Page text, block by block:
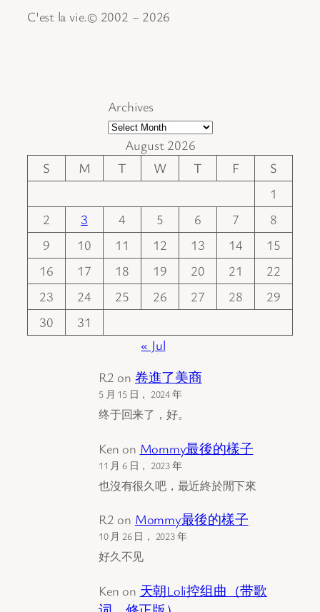
C'est la vie.© 2002 – 2026
Archives
August 2026
S
M T W T F
S
1
2
3 4 5 6 7
8
9
10 11 12 13 14
15
16
17 18 19 20 21
22
23
24 25 26 27 28
29
30
31
« Jul
R2 on 卷進了美商
5 月 15 日， 2024 年
终于回来了，好。
Ken on Mommy最後的樣子
11 月 6 日， 2023 年
也沒有很久吧，最近終於閒下來
R2 on Mommy最後的樣子
10 月 26 日， 2023 年
好久不见
Ken on 天朝Loli控组曲（带歌